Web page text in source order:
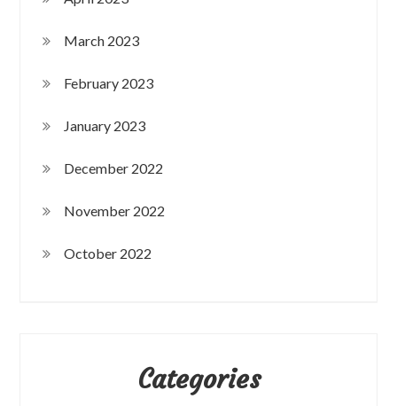
March 2023
February 2023
January 2023
December 2022
November 2022
October 2022
Categories